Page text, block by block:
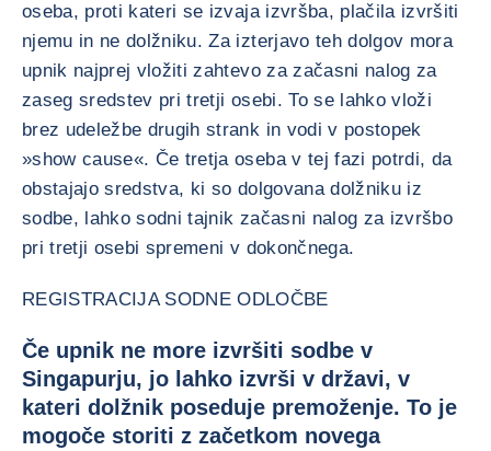
oseba, proti kateri se izvaja izvršba, plačila izvršiti
njemu in ne dolžniku. Za izterjavo teh dolgov mora
upnik najprej vložiti zahtevo za začasni nalog za
zaseg sredstev pri tretji osebi. To se lahko vloži
brez udeležbe drugih strank in vodi v postopek
»show cause«. Če tretja oseba v tej fazi potrdi, da
obstajajo sredstva, ki so dolgovana dolžniku iz
sodbe, lahko sodni tajnik začasni nalog za izvršbo
pri tretji osebi spremeni v dokončnega.
REGISTRACIJA SODNE ODLOČBE
Če upnik ne more izvršiti sodbe v
Singapurju, jo lahko izvrši v državi, v
kateri dolžnik poseduje premoženje. To je
mogoče storiti z začetkom novega